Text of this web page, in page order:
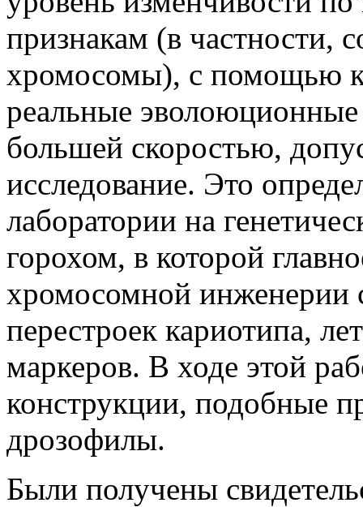
признакам (в частности,
хромосомы), с помощью
реальные
большей скоростью,
исследование. Это
лаборатории на
горохом, в которой
хромосомной инженерии
перестроек кариотипа,
маркеров. В ходе этой
конструкции, подобные
дрозофилы.
Были получены